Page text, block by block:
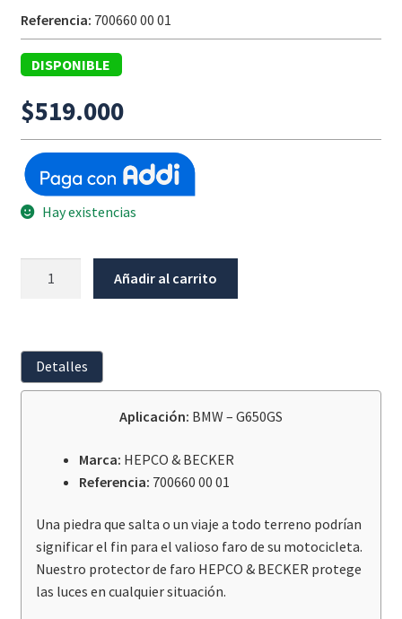
Referencia: 700660 00 01
DISPONIBLE
$519.000
Hay existencias
G650Gs
/
Añadir al carrito
Detalles
Aplicación: BMW – G650GS
Marca: HEPCO & BECKER
Referencia: 700660 00 01
Una piedra que salta o un viaje a todo terreno podrían
significar el fin para el valioso faro de su motocicleta.
Nuestro protector de faro HEPCO & BECKER protege
las luces en cualquier situación.